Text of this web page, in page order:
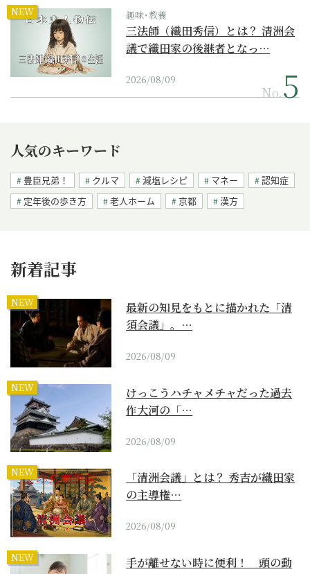
NEW 趣味･教養
三法師（織田秀信）とは？ 清洲会
議で織田家の後継者となっ…
2026/08/09
No.
人気のキーワード
豊臣兄弟！ クルマ 減塩レシピ マネー
認知症
定年後の歩き方
老人ホーム 京都 漢方
新着記事
NEW
最新の知見をもとに描かれた「清
須会議」。…
2026/08/09
NEW
けっこうハチャメチャだった過去
作大河の「…
2026/08/09
NEW
「清洲会議」とは？ 秀吉が織田家
の主導権…
2026/08/09
NEW
手が離せない時に便利！ 頭の動